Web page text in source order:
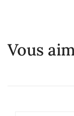
Vous